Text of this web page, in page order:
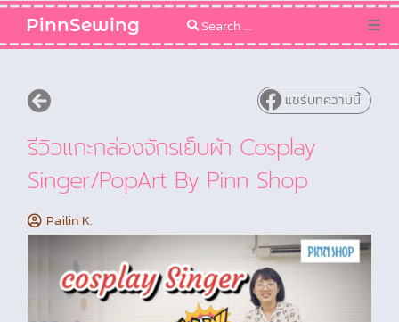
PinnSewing
Sewing Pattern
แชร์บทความนี้
รีวิวแกะกล่องจักรเย็บผ้า Cosplay
Singer/PopArt By Pinn Shop
Pailin K.